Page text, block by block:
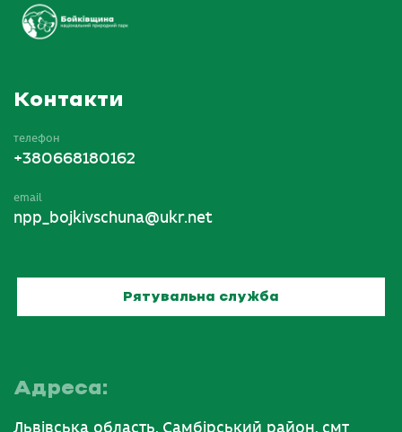
Контакти
телефон
+380668180162
email
npp_bojkivschuna@ukr.net
Рятувальна служба
Адреса:
Львівська область, Самбірський район, смт